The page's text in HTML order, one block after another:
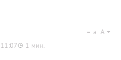
1 мин.
a A